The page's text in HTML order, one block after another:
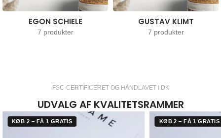
EGON SCHIELE
7 produkter
GUSTAV KLIMT
7 produkter
FSC-CERTIFICERET OG HÅNDLAVET I DK
UDVALG AF KVALITETSRAMMER
KØB 2 – FÅ 1 GRATIS KØB 2 – FÅ 1 GRATIS